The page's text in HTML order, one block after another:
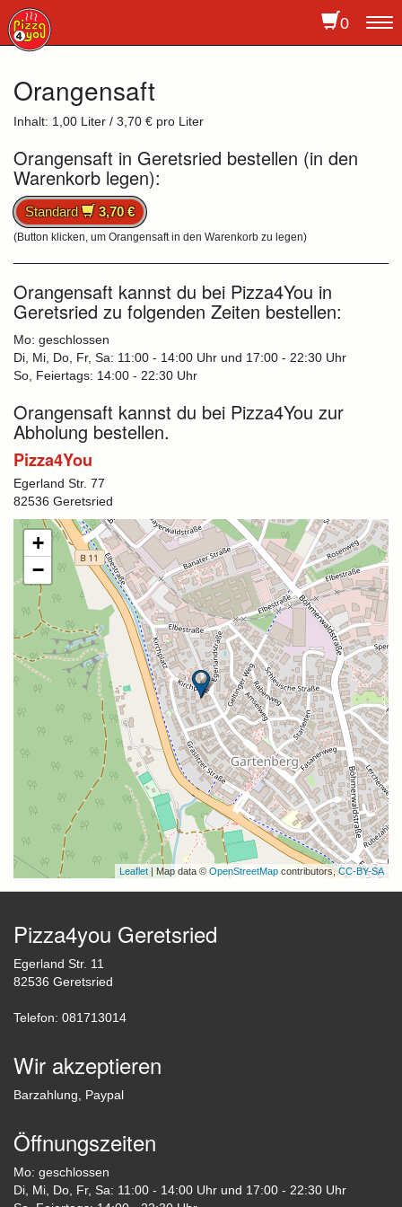
0
Orangensaft
Inhalt: 1,00 Liter / 3,70 € pro Liter
Orangensaft in Geretsried bestellen (in den
Warenkorb legen):
Standard 3,70 €
(Button klicken, um Orangensaft in den Warenkorb zu legen)
Orangensaft kannst du bei Pizza4You in
Geretsried zu folgenden Zeiten bestellen:
Mo: geschlossen
Di, Mi, Do, Fr, Sa: 11:00 - 14:00 Uhr und 17:00 - 22:30 Uhr
So, Feiertags: 14:00 - 22:30 Uhr
Orangensaft kannst du bei Pizza4You zur
Abholung bestellen.
Pizza4You
Egerland Str. 77
82536 Geretsried
+
−
Leaflet | Map data © OpenStreetMap contributors,CC-BY-SA
Pizza4you Geretsried
Egerland Str. 11
82536 Geretsried
Telefon: 081713014
Wir akzeptieren
Barzahlung, Paypal
Öffnungszeiten
Mo: geschlossen
Di, Mi, Do, Fr, Sa: 11:00 - 14:00 Uhr und 17:00 - 22:30 Uhr